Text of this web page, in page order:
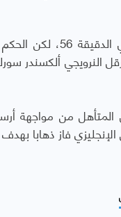
وسجل فيران توريس
في الدقيقة 80 بعدما عرقل
من مواجهة
فاز ذهابا